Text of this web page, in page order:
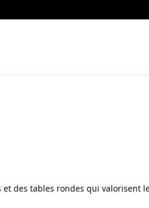
des tables rondes qui valorisent